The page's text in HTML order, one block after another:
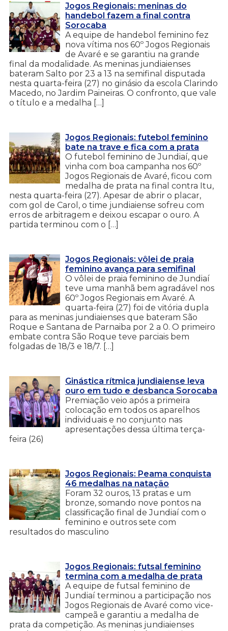
Jogos Regionais: meninas do
handebol fazem a final contra
Sorocaba
A equipe de handebol feminino fez
nova vítima nos 60º Jogos Regionais
de Avaré e se garantiu na grande
final da modalidade. As meninas jundiaienses
bateram Salto por 23 a 13 na semifinal disputada
nesta quarta-feira (27) no ginásio da escola Clarindo
Macedo, no Jardim Paineiras. O confronto, que vale
o título e a medalha […]
Jogos Regionais: futebol feminino
bate na trave e fica com a prata
O futebol feminino de Jundiaí, que
vinha com boa campanha nos 60º
Jogos Regionais de Avaré, ficou com
medalha de prata na final contra Itu,
nesta quarta-feira (27). Apesar de abrir o placar,
com gol de Carol, o time jundiaiense sofreu com
erros de arbitragem e deixou escapar o ouro. A
partida terminou com o […]
Jogos Regionais: vôlei de praia
feminino avança para semifinal
O vôlei de praia feminino de Jundiaí
teve uma manhã bem agradável nos
60º Jogos Regionais em Avaré. A
quarta-feira (27) foi de vitória dupla
para as meninas jundiaienses que bateram São
Roque e Santana de Parnaiba por 2 a 0. O primeiro
embate contra São Roque teve parciais bem
folgadas de 18/3 e 18/7. […]
Ginástica rítmica jundiaiense leva
ouro em tudo e desbanca Sorocaba
Premiação veio após a primeira
colocação em todos os aparelhos
individuais e no conjunto nas
apresentações dessa última terça-
feira (26)
Jogos Regionais: Peama conquista
46 medalhas na natação
Foram 32 ouros, 13 pratas e um
bronze, somando nove pontos na
classificação final de Jundiaí com o
feminino e outros sete com
resultados do masculino
Jogos Regionais: futsal feminino
termina com a medalha de prata
A equipe de futsal feminino de
Jundiaí terminou a participação nos
Jogos Regionais de Avaré como vice-
campeã e garantiu a medalha de
prata da competição. As meninas jundiaienses